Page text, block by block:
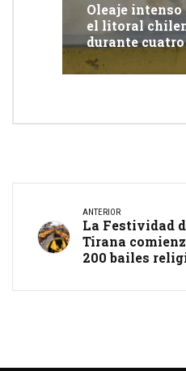
Oleaje
el litoral
durante
ANTERIOR
La Festividad
Tirana
200 bailes